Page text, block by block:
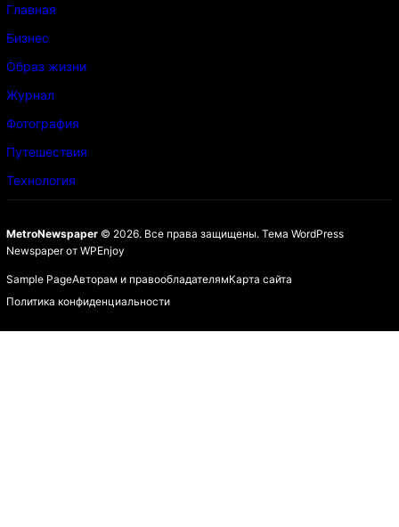
Главная
Бизнес
Образ жизни
Журнал
Фотография
Путешествия
Технология
MetroNewspaper© 2026. Все права защищены. Тема WordPress
Newspaperот WPEnjoy
Sample PageАвторам и правообладателямКарта сайта
Политика конфиденциальности